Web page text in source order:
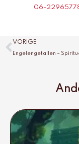
06-
Vorige
VORIGE